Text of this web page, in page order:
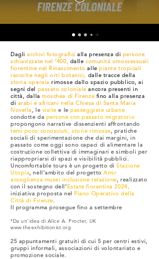
Dagli archivi fotograficialla presenza di persone
schiavizzate nel ‘400, dalle comunità omossessuali
fiorentine nel Rinascimentoalle piante tropicali
raccolte negli orti botanici, dalle tracce della
storia operaia rimosse dallo spazio pubblico, ai
segni del passato colonialeancora presenti in
città, dalla moschea di Firenze fino alla presenza
di arabi e africani nella Chiesa di Santa Maria
Novella, le visite e lepasseggiate urbane
condotte da persone con passato migratorio
propongono narrative dissenzienti affrontando
temi poco conosciuti, storie rimosse, pratiche
sociali di sperimentazione che dai margini, in
passato come oggi sono capaci di alimentare la
costruzione collettiva di immaginari e simboli per
riappropriarsi di spazi e visibilità pubblici.
Uncomfortable tours è un progetto diStazione
Utopia, nell’ambito del progettoAmir
accoglienza musei inclusione relazione, realizzato
con il sostegno dell’Estate fiorentina 2024,
iniziativa proposta nel Piano Operativo della
Città di Firenze.
Il programma prosegue fino a settembre
*Da un’idea di Alice A. Procter, UK
www.theexhibitionist.org
25 appuntamenti gratuiti di cui 5 per centri estivi,
gruppi informali, associazioni di volontariato e
promozione sociale.